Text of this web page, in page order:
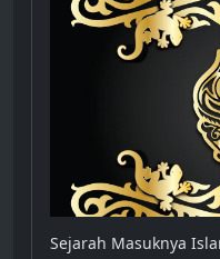
Sejarah Masuknya